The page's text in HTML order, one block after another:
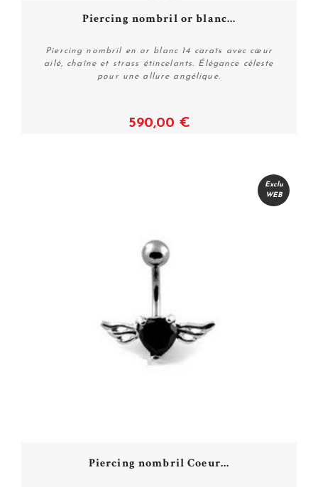
Voir
Piercing nombril or blanc...
Piercing nombril en or blanc 14 carats avec cœur
ailé, chaîne et strass étincelants. Élégance céleste
pour une allure angélique.
590,00 €
Exclu
WEB
Piercing nombril Coeur...